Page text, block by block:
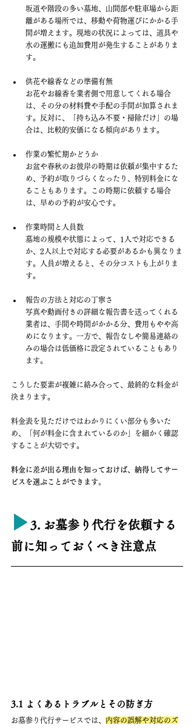
坂道や階段の多い墓地、山間部や駐車場から距
離がある場所では、移動や荷物運びにかかる手
間が増えます。現地の状況によっては、道具や
水の運搬にも追加費用が発生することがありま
す。
供花や線香などの準備有無
お花やお線香を業者側で用意してくれる場合
は、その分の材料費や手配の手間が加算されま
す。反対に、「持ち込み不要・掃除だけ」の場
合は、比較的安価になる傾向があります。
作業の繁忙期かどうか
お盆や春秋のお彼岸の時期は依頼が集中するた
め、予約が取りづらくなったり、特別料金にな
ることもあります。この時期に依頼する場合
は、早めの予約が安心です。
作業時間と人員数
墓地の規模や状態によって、1人で対応できる
か、2人以上で対応する必要があるかも異なりま
す。人員が増えると、その分コストも上がりま
す。
報告の方法と対応の丁寧さ
写真や動画付きの詳細な報告書を送ってくれる
業者は、手間や時間がかかる分、費用もやや高
めになります。一方で、報告なしや簡易連絡の
みの場合は低価格に設定されていることもあり
ます。
こうした要素が複雑に絡み合って、最終的な料金が
決まります。
料金表を見ただけではわかりにくい部分も多いた
め、「何が料金に含まれているのか」を細かく確認
することが大切です。
料金に差が出る理由を知っておけば、納得してサー
ビスを選ぶことができます。
▶︎ 3. お墓参り代行を依頼する
前に知っておくべき注意点
3.1 よくあるトラブルとその防ぎ方
お墓参り代行サービスでは、 内容の誤解や対応のズ